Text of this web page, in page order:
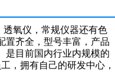
透氧仪，常规仪器还有色
置齐全，型号丰富，产品
是目前国内行业内规模的
，拥有自己的研发中心，